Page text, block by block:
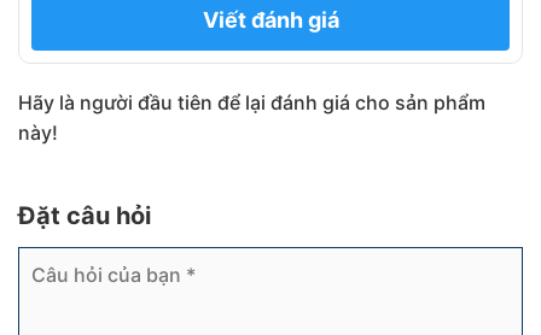
Viết đánh giá
Hãy là người đầu tiên để lại đánh giá cho sản phẩm
này!
Đặt câu hỏi